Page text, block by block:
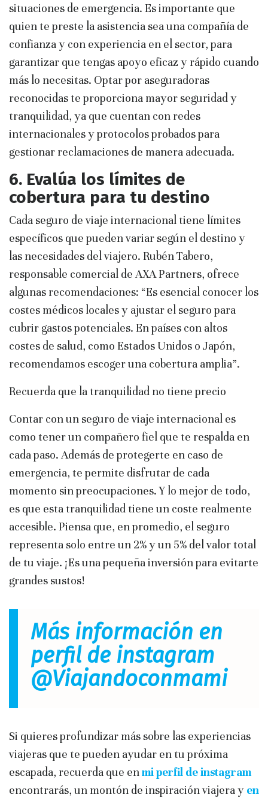
situaciones de emergencia. Es importante que
quien te preste la asistencia sea una compañía de
confianza y con experiencia en el sector, para
garantizar que tengas apoyo eficaz y rápido cuando
más lo necesitas. Optar por aseguradoras
reconocidas te proporciona mayor seguridad y
tranquilidad, ya que cuentan con redes
internacionales y protocolos probados para
gestionar reclamaciones de manera adecuada.
6. Evalúa los límites de
cobertura para tu destino
Cada seguro de viaje internacional tiene límites
específicos que pueden variar según el destino y
las necesidades del viajero. Rubén Tabero,
responsable comercial de AXA Partners, ofrece
algunas recomendaciones: “Es esencial conocer los
costes médicos locales y ajustar el seguro para
cubrir gastos potenciales. En países con altos
costes de salud, como Estados Unidos o Japón,
recomendamos escoger una cobertura amplia”.
Recuerda que la tranquilidad no tiene precio
Contar con un seguro de viaje internacional es
como tener un compañero fiel que te respalda en
cada paso. Además de protegerte en caso de
emergencia, te permite disfrutar de cada
momento sin preocupaciones. Y lo mejor de todo,
es que esta tranquilidad tiene un coste realmente
accesible. Piensa que, en promedio, el seguro
representa solo entre un 2% y un 5% del valor total
de tu viaje. ¡Es una pequeña inversión para evitarte
grandes sustos!
Más información en
perfil de instagram
@Viajandoconmami
Si quieres profundizar más sobre las experiencias
viajeras que te pueden ayudar en tu próxima
escapada, recuerda que enmi perfil de instagram
encontrarás, un montón de inspiración viajera y en